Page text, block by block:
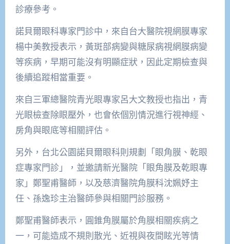
診療參考。
諾貝爾眼科專家門診中，來自台大醫院視網膜專家
楊中美教授表示，黃斑部病變與糖尿病視網膜病變
等疾病，早期可能沒有明顯症狀，因此定期檢查與
後續追蹤相當重要。
來自三軍總醫院青光眼專家呂大文教授也指出，青
光眼檢查除眼壓外，也會依個別情況進行視神經、
房角與眼底等相關評估。
另外，台北公園諾貝爾眼科則規劃「眼角膜、乾眼
症專家門診」，並邀請新光醫院「眼角膜及乾眼專
家」鄭聖甫醫師，以及慈濟醫院角膜科沈姵妤主
任、孫逸珍主治醫師參與相關門診服務。
鄭聖甫醫師表示，圓錐角膜屬於角膜相關疾病之
一，可能造成不規則散光、近視與夜間眩光等情